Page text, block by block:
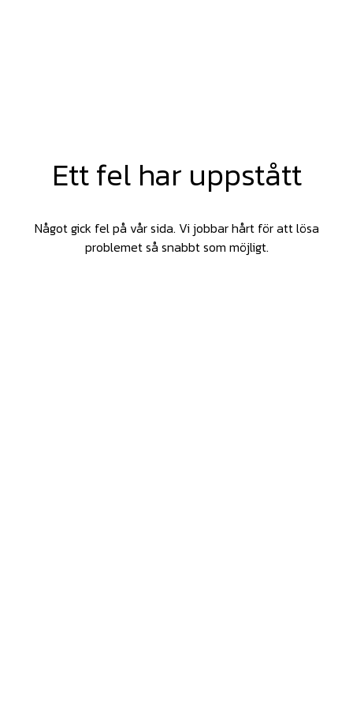
Ett fel har uppstått
Något gick fel på vår sida. Vi jobbar hårt för att lösa
problemet så snabbt som möjligt.